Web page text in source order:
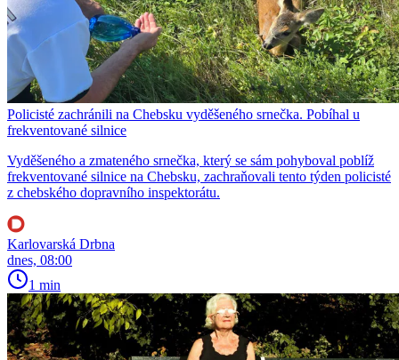
Policisté zachránili na Chebsku vyděšeného srnečka. Pobíhal u
frekventované silnice
Vyděšeného a zmateného srnečka, který se sám pohyboval poblíž
frekventované silnice na Chebsku, zachraňovali tento týden policisté
z chebského dopravního inspektorátu.
Karlovarská Drbna
dnes, 08:00
1 min